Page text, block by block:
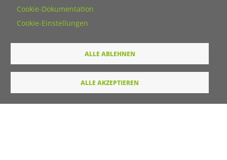
Cookie-Dokumentation
Cookie-Einstellungen
ALLE ABLEHNEN
ALLE AKZEPTIEREN
E-Mail
Wie dürfen wir Sie in Zukunft ansprechen
Sie